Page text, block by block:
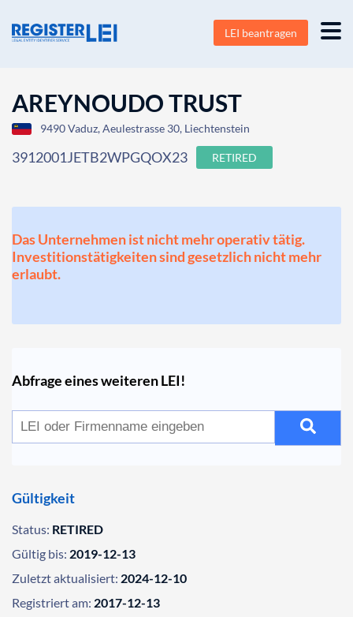
LEI beantragen
AREYNOUDO TRUST
9490 Vaduz, Aeulestrasse 30, Liechtenstein
3912001JETB2WPGQOX23 RETIRED
Das Unternehmen ist nicht mehr operativ tätig.
Investitionstätigkeiten sind gesetzlich nicht mehr
erlaubt.
Abfrage eines weiteren LEI!
Gültigkeit
Status: RETIRED
Gültig bis: 2019-12-13
Zuletzt aktualisiert: 2024-12-10
Registriert am: 2017-12-13